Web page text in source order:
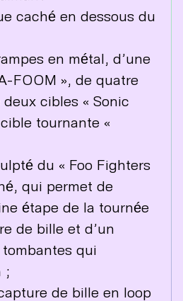
caché en dessous du
en métal, d’une
FOOM », de quatre
cibles « Sonic
tournante «
du « Foo Fighters
qui permet de
étape de la tournée
de bille et d’un
qui
;
de bille en loop